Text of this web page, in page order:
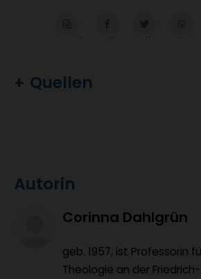
Word Teilen Teilen
Überschrift
Quellen
Autorin
Corinna Dahlgrün
geb. 1957, ist Professorin
Theologie an der